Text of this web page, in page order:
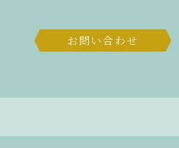
お問い合わせ